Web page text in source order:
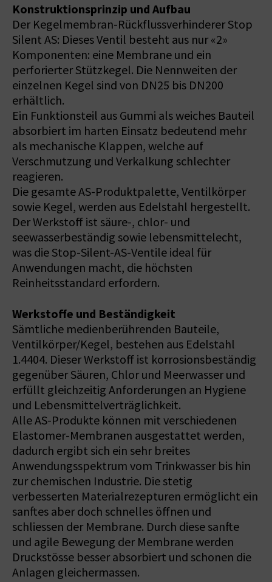
Konstruktionsprinzip und Aufbau
Der Kegelmembran-Rückflussverhinderer Stop
Silent AS: Dieses Ventil besteht aus nur «2»
Komponenten: eine Membrane und ein
perforierter Stützkegel. Die Nennweiten der
einzelnen Kegel sind von DN25 bis DN200
erhältlich.
Ein Funktionsteil aus Gummi als weiches Bauteil
absorbiert im harten Einsatz bedeutend mehr
als mechanische Klappen, welche auf
Verschmutzung und Verkalkung schlechter
reagieren.
Die gesamte AS-Produktpalette, Ventilkörper
sowie Kegel, werden aus Edelstahl hergestellt.
Der Werkstoff ist säure-, chlor- und
seewasserbeständig sowie lebensmittelecht,
was die Stop-Silent-AS-Ventile ideal für
Anwendungen macht, die höchsten
Reinheitsstandard erfordern.
Werkstoffe und Beständigkeit
Sämtliche medienberührenden Bauteile,
Ventilkörper/Kegel, bestehen aus Edelstahl
1.4404. Dieser Werkstoff ist korrosionsbeständig
gegenüber Säuren, Chlor und Meerwasser und
erfüllt gleichzeitig Anforderungen an Hygiene
und Lebensmittelverträglichkeit.
Alle AS-Produkte können mit verschiedenen
Elastomer-Membranen ausgestattet werden,
dadurch ergibt sich ein sehr breites
Anwendungsspektrum vom Trinkwasser bis hin
zur chemischen Industrie. Die stetig
verbesserten Materialrezepturen ermöglicht ein
sanftes aber doch schnelles öffnen und
schliessen der Membrane. Durch diese sanfte
und agile Bewegung der Membrane werden
Druckstösse besser absorbiert und schonen die
Anlagen gleichermassen.